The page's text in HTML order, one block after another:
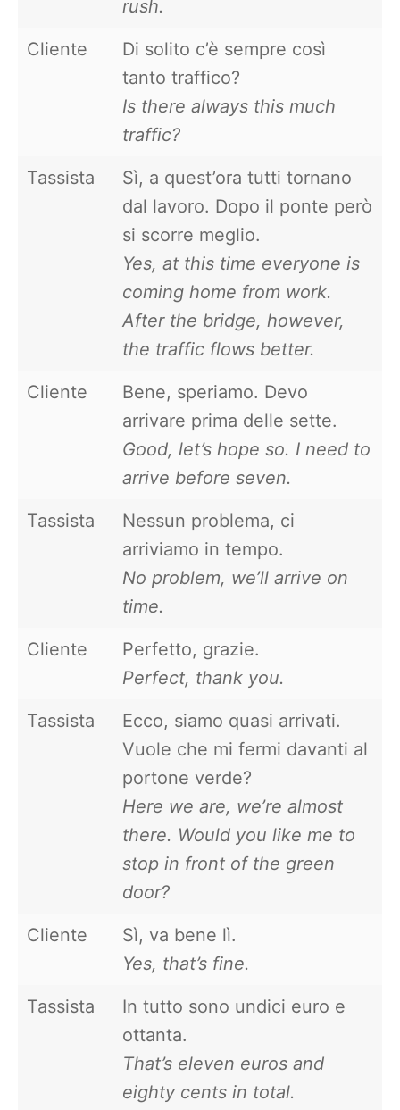
rush.
Cliente
Di solito c’è sempre così
tanto traffico?
Is there always this much
traffic?
Tassista
Sì, a quest’ora tutti tornano
dal lavoro. Dopo il ponte però
si scorre meglio.
Yes, at this time everyone is
coming home from work.
After the bridge, however,
the traffic flows better.
Cliente
Bene, speriamo. Devo
arrivare prima delle sette.
Good, let’s hope so. I need to
arrive before seven.
Tassista
Nessun problema, ci
arriviamo in tempo.
No problem, we’ll arrive on
time.
Cliente
Perfetto, grazie.
Perfect, thank you.
Tassista
Ecco, siamo quasi arrivati.
Vuole che mi fermi davanti al
portone verde?
Here we are, we’re almost
there. Would you like me to
stop in front of the green
door?
Cliente
Sì, va bene lì.
Yes, that’s fine.
Tassista
In tutto sono undici euro e
ottanta.
That’s eleven euros and
eighty cents in total.